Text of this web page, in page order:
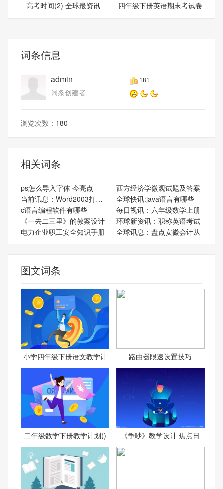
高考时间(2) 全球最资讯 四年级下册英语期末考试卷
词条信息
admin 181
词条创建者
浏览次数： 180
相关词条
ps怎么导入字体 今亮点
西方经济学微观试题及答案
当前讯息：Word2003打不开
全球快讯:java语言有哪些
c语言编程软件有哪些
每日视讯：六年级数学上册
《一去二三里》的教案设计
环球新资讯：职称英语考试
电力企业职工安全知识手册
全球讯息：盘点安徽会计从
图文词条
小学四年级下册语文教学计 路由器限速设置技巧
二年级数学下册教学计划() 《争吵》教学设计 焦点日